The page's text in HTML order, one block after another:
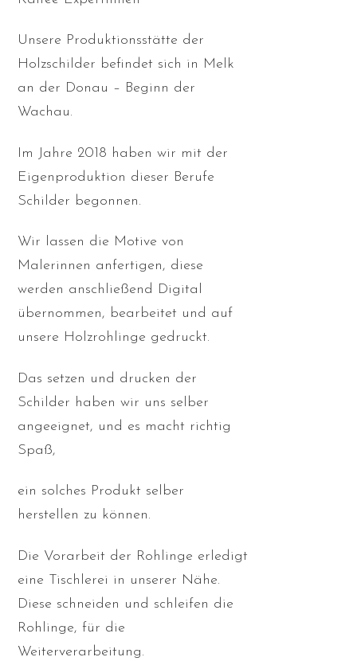
Unsere Produktionsstätte der
Holzschilder befindet sich in Melk
an der Donau – Beginn der
Wachau.
Im Jahre 2018 haben wir mit der
Eigenproduktion dieser Berufe
Schilder begonnen.
Wir lassen die Motive von
Malerinnen anfertigen, diese
werden anschließend Digital
übernommen, bearbeitet und auf
unsere Holzrohlinge gedruckt.
Das setzen und drucken der
Schilder haben wir uns selber
angeeignet, und es macht richtig
Spaß,
ein solches Produkt selber
herstellen zu können.
Die Vorarbeit der Rohlinge erledigt
eine Tischlerei in unserer Nähe.
Diese schneiden und schleifen die
Rohlinge, für die
Weiterverarbeitung.